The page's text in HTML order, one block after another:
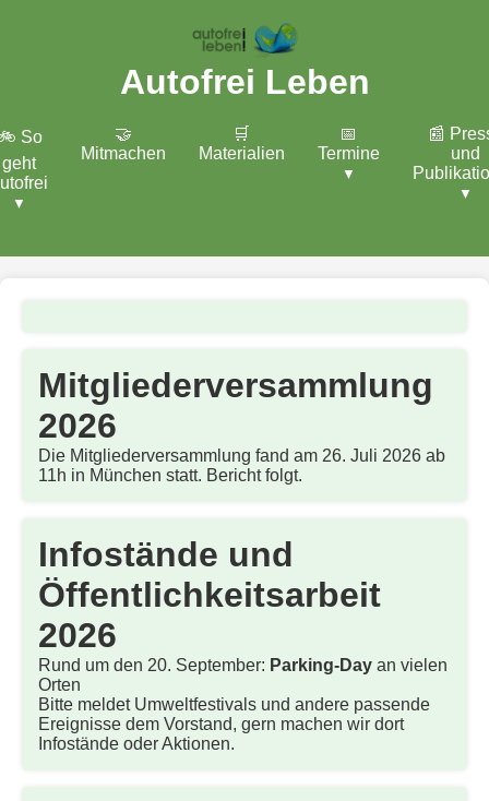
Autofrei Leben
So
geht
🤝
Mitmachen
🛒
Materialien
📅
Termine
📰
und
Mitgliederversammlung
2026
Die Mitgliederversammlung fand am 26. Juli 2026 ab
11h in München statt. Bericht folgt.
Infostände und
Öffentlichkeitsarbeit
2026
Rund um den 20. September: Parking-Day an vielen
Orten
Bitte meldet Umweltfestivals und andere passende
Ereignisse dem Vorstand, gern machen wir dort
Infostände oder Aktionen.